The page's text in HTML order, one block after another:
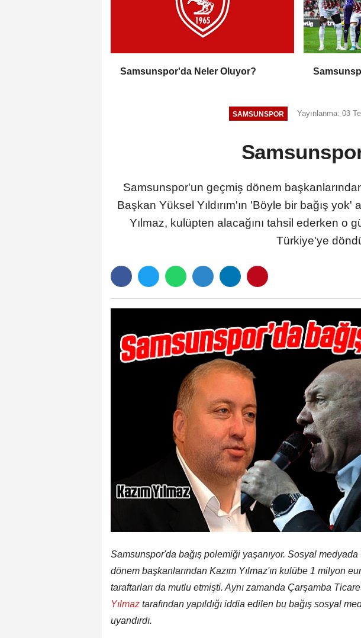
Samsunspor'da Neler Oluyor?
SAMSUNSPOR Yayınlanma: 03
Samsunspor'un geçmiş dönem
Başkan Yüksel Yıldırım'ın 'Böyle bir bağış yok'
Yılmaz, kulüpten alacağını tahsil ederken o
Türkiye'ye
Samsunspor'da bağış polemiği yaşanıyor. Sosyal
dönem başkanlarından Kazım Yılmaz'ın kulübe 1 milyon
taraftarları da mutlu etmişti. Aynı zamanda Çarşamba
Yılmaz tarafından yapıldığı iddia edilen bu bağış sosyal
uyandırdı.